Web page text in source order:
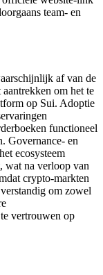
team- en
af van de
om het te
op Sui. Adoptie
functioneel
Governance- en
ecosysteem
wat na verloop van
crypto-markten
om zowel
vertrouwen op